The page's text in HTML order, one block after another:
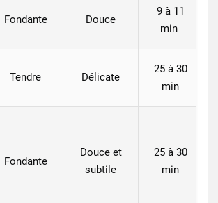
Fondante Douce
9 à 11
min
Tendre Délicate
25 à 30
min
Fondante
Douce et
subtile
25 à 30
min